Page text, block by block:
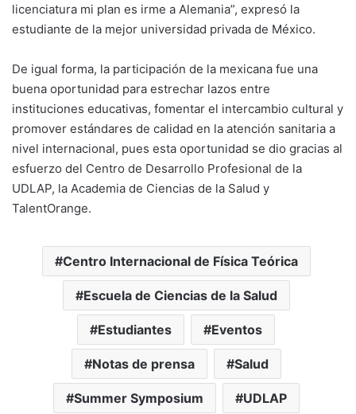
licenciatura mi plan es irme a Alemania”, expresó la
estudiante de la mejor universidad privada de México.
De igual forma, la participación de la mexicana fue una
buena oportunidad para estrechar lazos entre
instituciones educativas, fomentar el intercambio cultural y
promover estándares de calidad en la atención sanitaria a
nivel internacional, pues esta oportunidad se dio gracias al
esfuerzo del Centro de Desarrollo Profesional de la
UDLAP, la Academia de Ciencias de la Salud y
TalentOrange.
Centro Internacional de Física Teórica
Escuela de Ciencias de la Salud
Estudiantes Eventos
Notas de prensa Salud
Summer Symposium UDLAP